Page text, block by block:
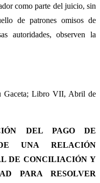
como parte del juicio, sin
de patrones omisos de
autoridades, observen la
Gaceta; Libro VII, Abril de
DEL PAGO DE
UNA RELACIÓN
DE CONCILIACIÓN Y
PARA RESOLVER